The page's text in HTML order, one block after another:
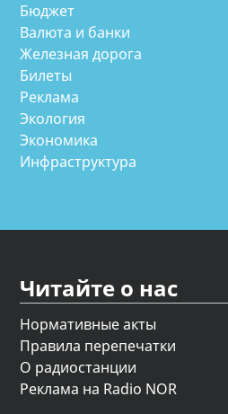
Бюджет
Валюта и банки
Железная дорога
Билеты
Реклама
Экология
Экономика
Инфраструктура
Читайте о нас
Нормативные акты
Правила перепечатки
О радиостанции
Реклама на Radio NOR